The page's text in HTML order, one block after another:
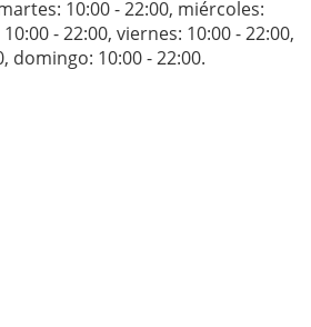
10:00 - 22:00, miércoles:
- 22:00, viernes: 10:00 - 22:00,
, domingo: 10:00 - 22:00.